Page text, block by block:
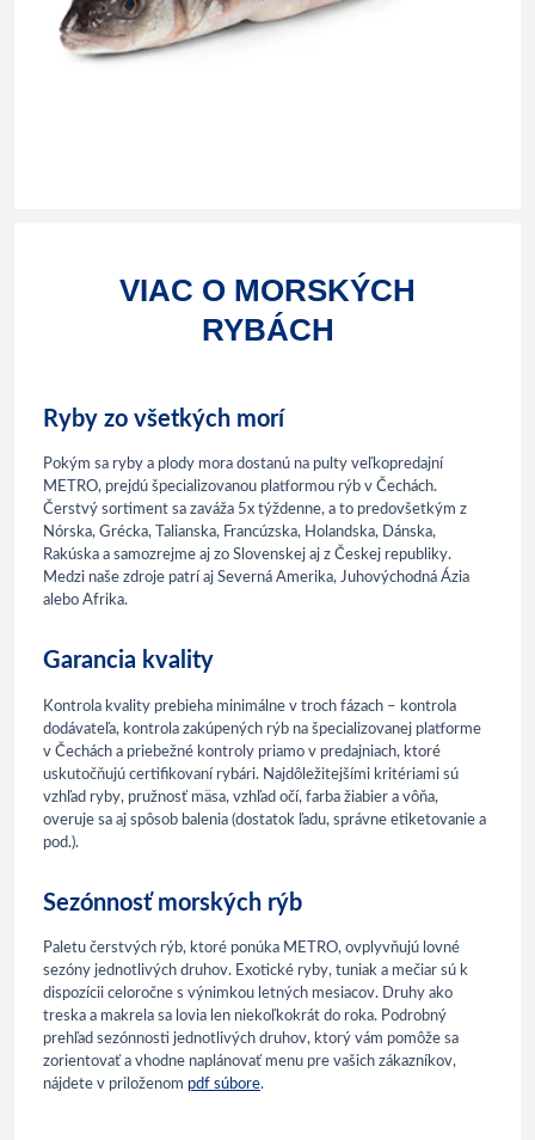
VIAC O MORSKÝCH
RYBÁCH
Ryby zo všetkých morí
Pokým sa ryby a plody mora dostanú na pulty veľkopredajní
METRO, prejdú špecializovanou platformou rýb v Čechách.
Čerstvý sortiment sa zaváža 5x týždenne, a to predovšetkým z
Nórska, Grécka, Talianska, Francúzska, Holandska, Dánska,
Rakúska a samozrejme aj zo Slovenskej aj z Českej republiky.
Medzi naše zdroje patrí aj Severná Amerika, Juhovýchodná Ázia
alebo Afrika.
Garancia kvality
Kontrola kvality prebieha minimálne v troch fázach – kontrola
dodávateľa, kontrola zakúpených rýb na špecializovanej platforme
v Čechách a priebežné kontroly priamo v predajniach, ktoré
uskutočňujú certifikovaní rybári. Najdôležitejšími kritériami sú
vzhľad ryby, pružnosť mäsa, vzhľad očí, farba žiabier a vôňa,
overuje sa aj spôsob balenia (dostatok ľadu, správne etiketovanie a
pod.).
Sezónnosť morských rýb
Paletu čerstvých rýb, ktoré ponúka METRO, ovplyvňujú lovné
sezóny jednotlivých druhov. Exotické ryby, tuniak a mečiar sú k
dispozícii celoročne s výnimkou letných mesiacov. Druhy ako
treska a makrela sa lovia len niekoľkokrát do roka. Podrobný
prehľad sezónnosti jednotlivých druhov, ktorý vám pomôže sa
zorientovať a vhodne naplánovať menu pre vašich zákazníkov,
nájdete v priloženom pdf súbore.